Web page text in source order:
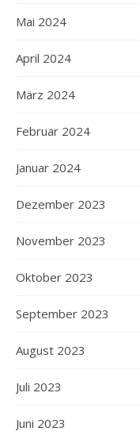
Mai 2024
April 2024
März 2024
Februar 2024
Januar 2024
Dezember 2023
November 2023
Oktober 2023
September 2023
August 2023
Juli 2023
Juni 2023